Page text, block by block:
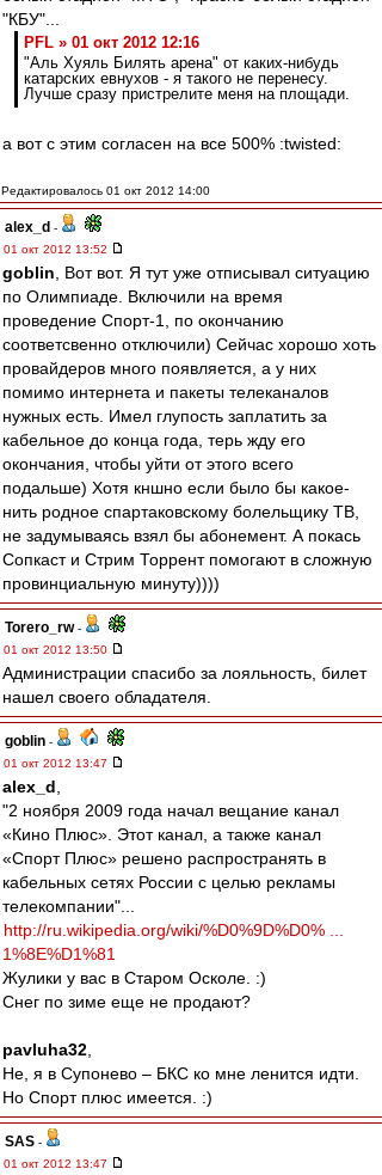
"КБУ"...
PFL » 01 окт 2012 12:16
"Аль Хуяль Билять арена" от каких-нибудь
катарских евнухов - я такого не перенесу.
Лучше сразу пристрелите меня на площади.
а вот с этим согласен на все 500% :twisted:
Редактировалось 01 окт 2012 14:00
alex_d -
01 окт 2012 13:52
goblin , Вот вот. Я тут уже отписывал ситуацию
по Олимпиаде. Включили на время
проведение Спорт-1, по окончанию
соответсвенно отключили) Сейчас хорошо хоть
провайдеров много появляется, а у них
помимо интернета и пакеты телеканалов
нужных есть. Имел глупость заплатить за
кабельное до конца года, терь жду его
окончания, чтобы уйти от этого всего
подальше) Хотя кншно если было бы какое-
нить родное спартаковскому болельщику ТВ,
не задумываясь взял бы абонемент. А покась
Сопкаст и Стрим Торрент помогают в сложную
провинциальную минуту))))
Torero_rw-
01 окт 2012 13:50
Администрации спасибо за лояльность, билет
нашел своего обладателя.
goblin -
01 окт 2012 13:47
alex_d
"2 ноября 2009 года начал вещание канал
«Кино Плюс». Этот канал, а также канал
«Спорт Плюс» решено распространять в
кабельных сетях России с целью рекламы
телекомпании"...
http://ru.wikipedia.org/wiki/%D0%9D%D0% ...
1%8E%D1%81
Жулики у вас в Старом Осколе. :)
Снег по зиме еще не продают?
pavluha32
Не, я в Супонево – БКС ко мне ленится идти.
Но Спорт плюс имеется. :)
SAS -
01 окт 2012 13:47